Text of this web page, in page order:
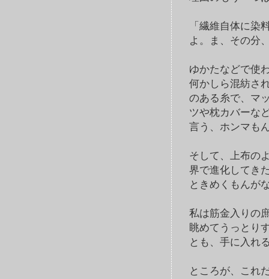
「繊維自体に染
よ。ま、その分
ゆかたなどで使
何かしら混紡さ
のある糸で、マ
ツや枕カバーな
言う、ホンマも
そして、上布の
界で進化してき
ときめくもんが
私は筋金入りの
眺めてうっとり
とも、手に入れ
ところが、これ